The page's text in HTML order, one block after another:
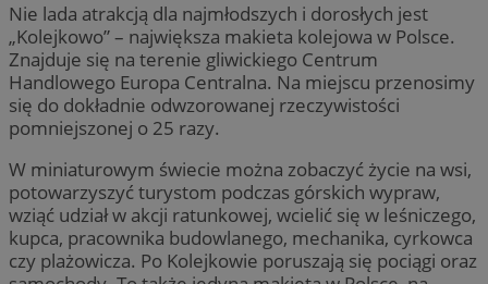
Nie lada atrakcją dla najmłodszych i dorosłych jest
„Kolejkowo” – największa makieta kolejowa w Polsce.
Znajduje się na terenie gliwickiego Centrum
Handlowego Europa Centralna. Na miejscu przenosimy
się do dokładnie odwzorowanej rzeczywistości
pomniejszonej o 25 razy.
W miniaturowym świecie można zobaczyć życie na wsi,
potowarzyszyć turystom podczas górskich wypraw,
wziąć udział w akcji ratunkowej, wcielić się w leśniczego,
kupca, pracownika budowlanego, mechanika, cyrkowca
czy plażowicza. Po Kolejkowie poruszają się pociągi oraz